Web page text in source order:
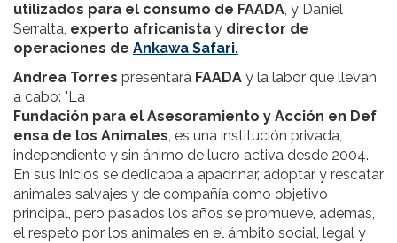
utilizados para el consumo de FAADA, y Daniel
Serralta, experto africanista y director de
operaciones de Ankawa Safari.
Andrea Torres presentará FAADA y la labor que llevan
a cabo: "La
Fundación para el Asesoramiento y Acción en Def
ensa de los Animales, es una institución privada,
independiente y sin ánimo de lucro activa desde 2004.
En sus inicios se dedicaba a apadrinar, adoptar y rescatar
animales salvajes y de compañía como objetivo
principal, pero pasados los años se promueve, además,
el respeto por los animales en el ámbito social, legal y